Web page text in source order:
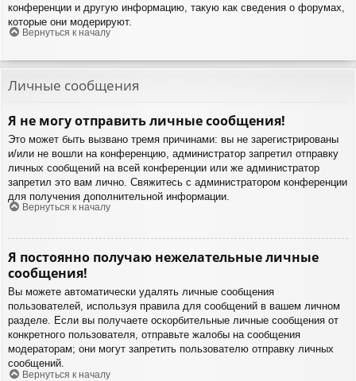
конференции и другую информацию, такую как сведения о форумах,
которые они модерируют.
Вернуться к началу
Личные сообщения
Я не могу отправить личные сообщения!
Это может быть вызвано тремя причинами: вы не зарегистрированы
и/или не вошли на конференцию, администратор запретил отправку
личных сообщений на всей конференции или же администратор
запретил это вам лично. Свяжитесь с администратором конференции
для получения дополнительной информации.
Вернуться к началу
Я постоянно получаю нежелательные личные
сообщения!
Вы можете автоматически удалять личные сообщения
пользователей, используя правила для сообщений в вашем личном
разделе. Если вы получаете оскорбительные личные сообщения от
конкретного пользователя, отправьте жалобы на сообщения
модераторам; они могут запретить пользователю отправку личных
сообщений.
Вернуться к началу